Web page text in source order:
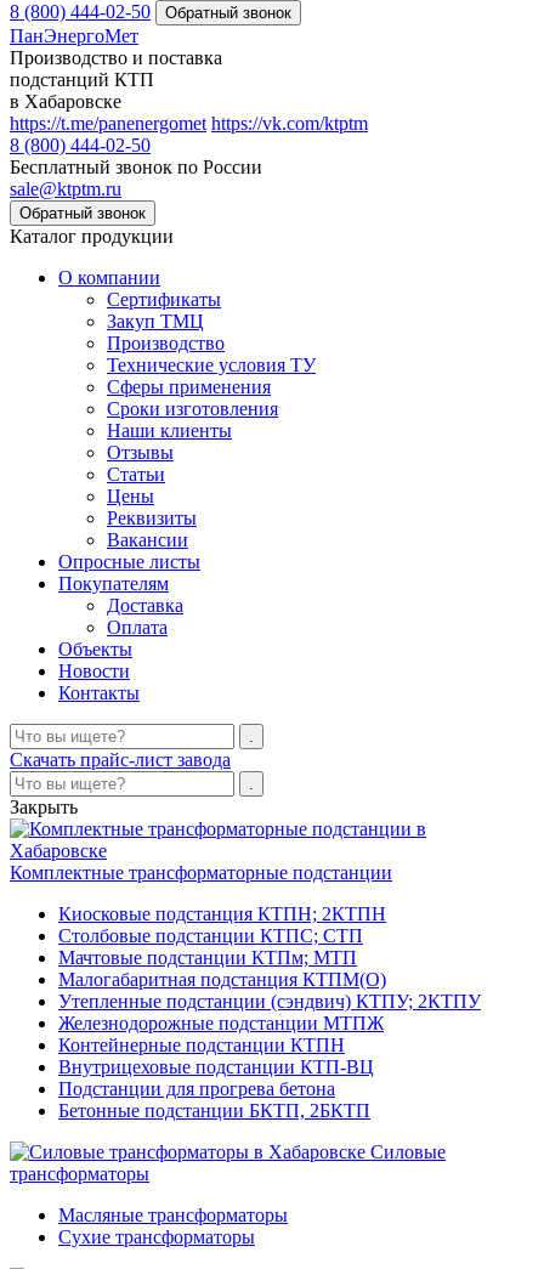
8 (800) 444-02-50
ПанЭнергоМет
Производство и поставка
подстанций КТП
в Хабаровске
https://t.me/panenergomet https://vk.com/ktptm
8 (800) 444-02-50
Бесплатный звонок по России
sale@ktptm.ru
Каталог продукции
О компании
Сертификаты
Закуп ТМЦ
Производство
Технические условия ТУ
Сферы применения
Сроки изготовления
Наши клиенты
Отзывы
Статьи
Цены
Реквизиты
Вакансии
Опросные листы
Покупателям
Доставка
Оплата
Объекты
Новости
Контакты
Скачать прайс-лист завода
Закрыть
Комплектные трансформаторные подстанции
Киосковые подстанция КТПН; 2КТПН
Столбовые подстанции КТПС; СТП
Мачтовые подстанции КТПм; МТП
Малогабаритная подстанция КТПМ(О)
Утепленные подстанции (сэндвич) КТПУ; 2КТПУ
Железнодорожные подстанции МТПЖ
Контейнерные подстанции КТПН
Внутрицеховые подстанции КТП-ВЦ
Подстанции для прогрева бетона
Бетонные подстанции БКТП, 2БКТП
Силовые
трансформаторы
Масляные трансформаторы
Сухие трансформаторы